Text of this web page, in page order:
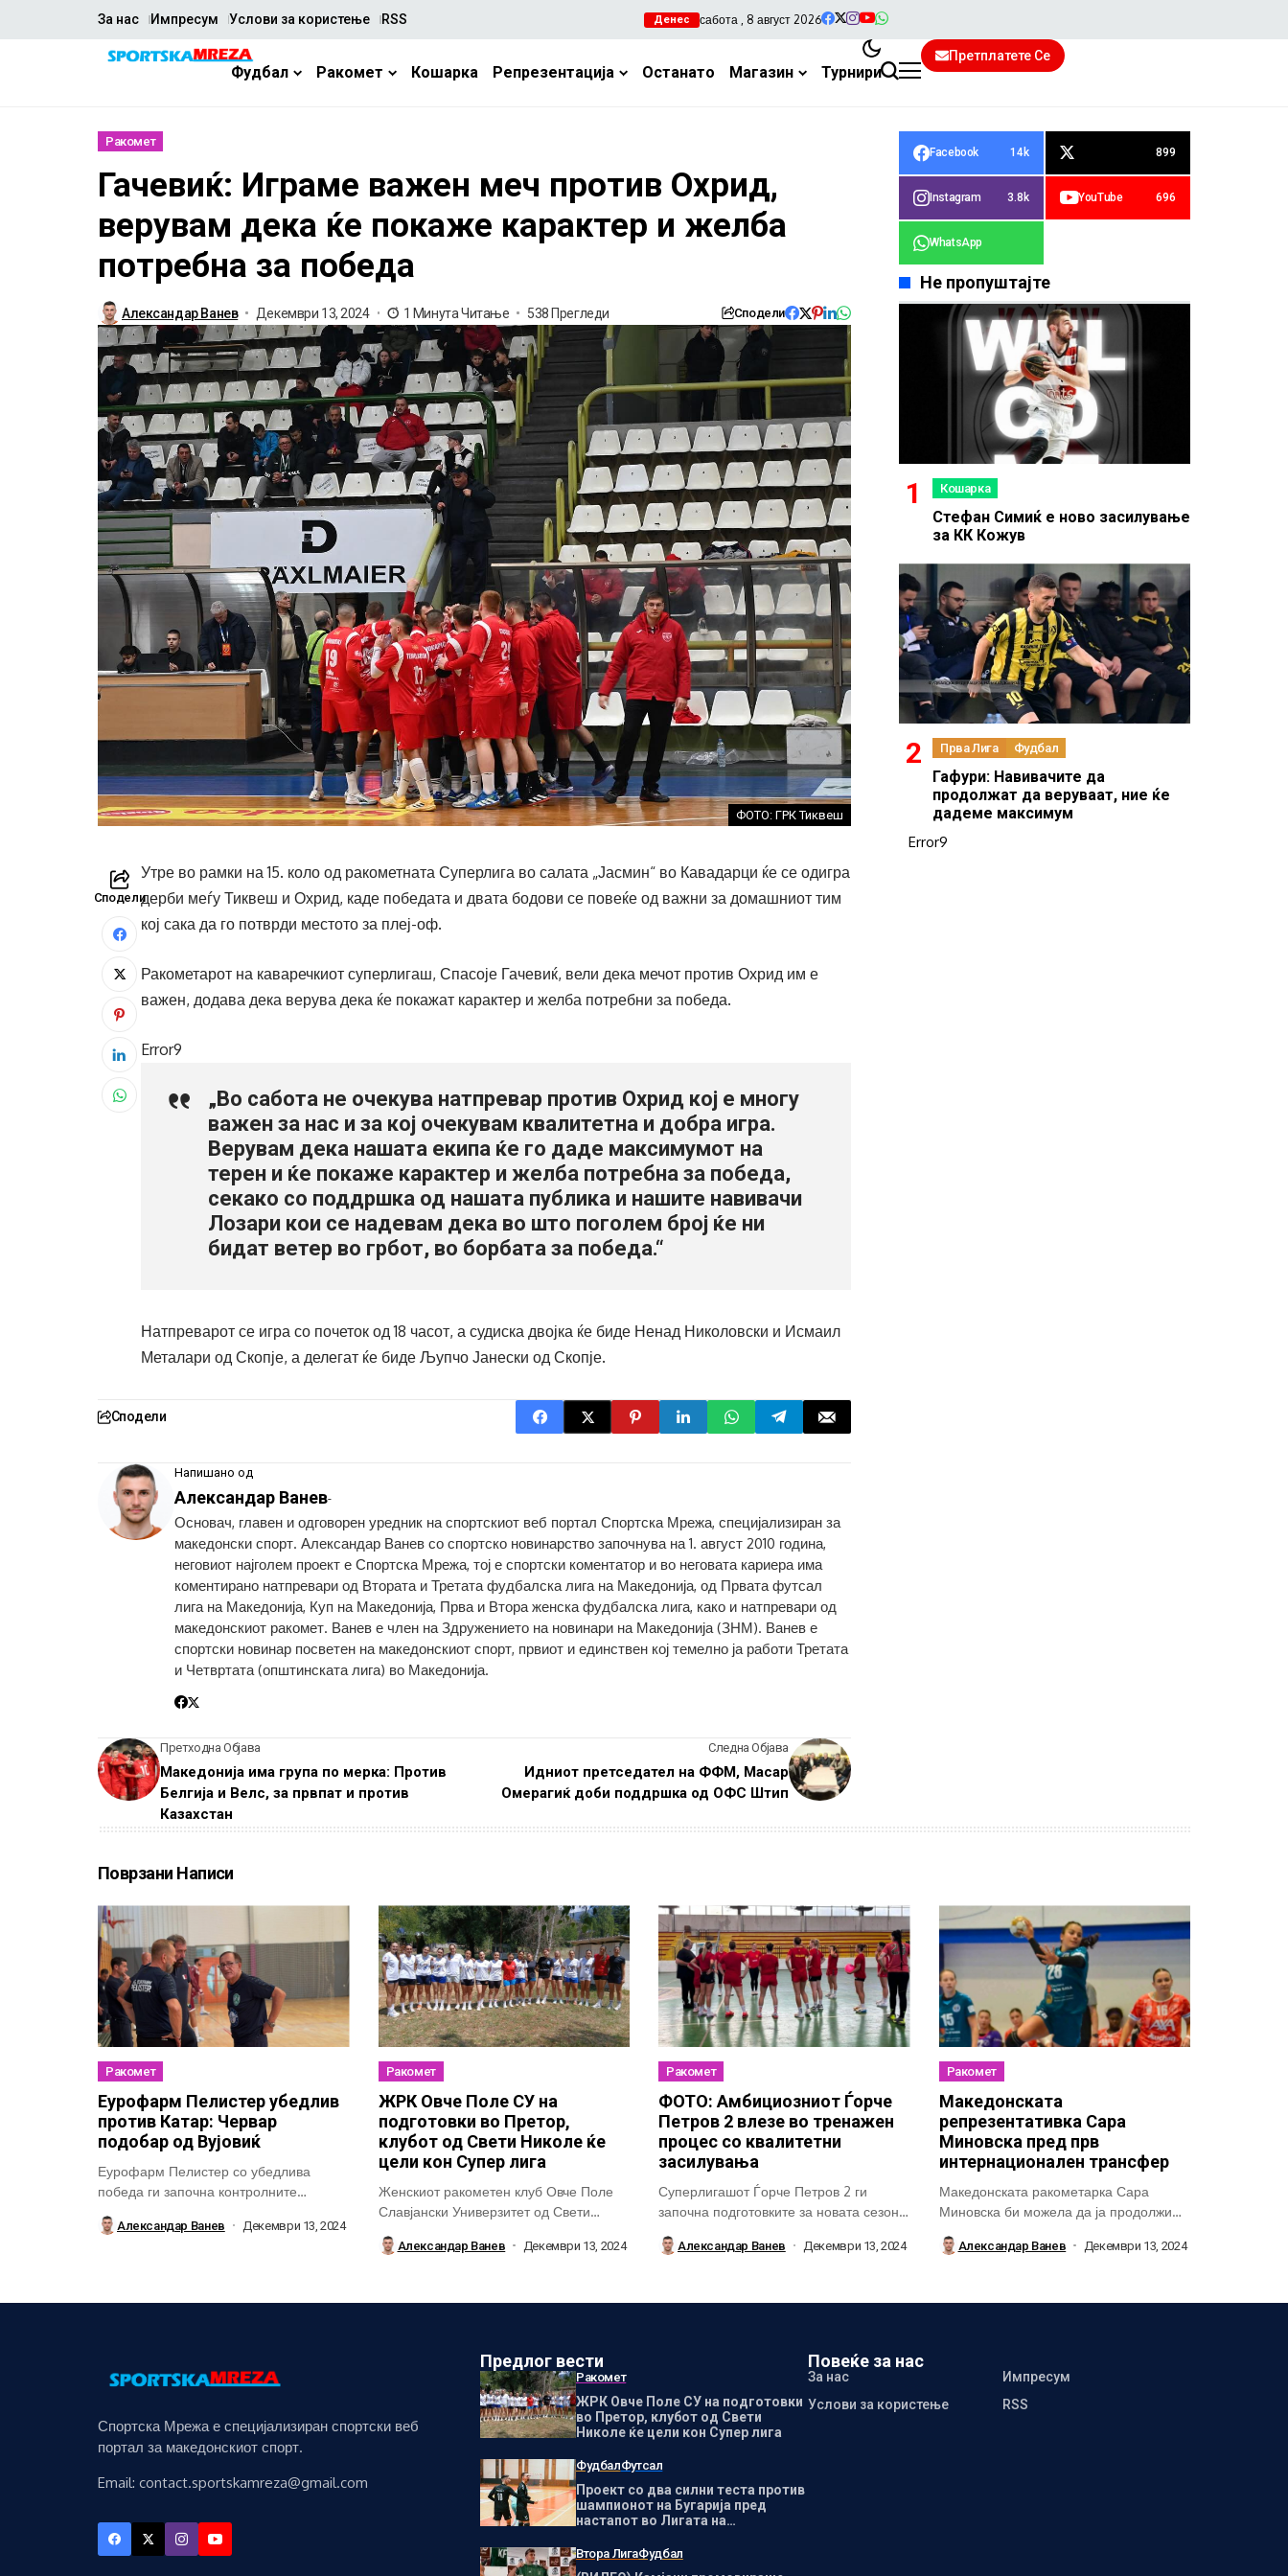
За нас Импресум Услови за користење RSS Денес сабота , 8 август 2026
Фудбал Ракомет Кошарка Репрезентација Останато Магазин Турнири
Претплатете Се
Ракомет
Гачевиќ: Играме важен меч против Охрид,
верувам дека ќе покаже карактер и желба
потребна за победа
Александар Ванев Декември 13, 2024 1 Минута Читање 538 Прегледи Сподели
ФОТО: ГРК Тиквеш
Сподели
Утре во рамки на 15. коло од ракометната Суперлига во салата „Јасмин“ во Кавадарци ќе се одигра
дерби меѓу Тиквеш и Охрид, каде победата и двата бодови се повеќе од важни за домашниот тим
кој сака да го потврди местото за плеј-оф.
Ракометарот на каваречкиот суперлигаш, Спасоје Гачевиќ, вели дека мечот против Охрид им е
важен, додава дека верува дека ќе покажат карактер и желба потребни за победа.
Error9
„Во сабота не очекува натпревар против Охрид кој е многу
важен за нас и за кој очекувам квалитетна и добра игра.
Верувам дека нашата екипа ќе го даде максимумот на
терен и ќе покаже карактер и желба потребна за победа,
секако со поддршка од нашата публика и нашите навивачи
Лозари кои се надевам дека во што поголем број ќе ни
бидат ветер во грбот, во борбата за победа.“
Натпреварот се игра со почеток од 18 часот, а судиска двојка ќе биде Ненад Николовски и Исмаил
Металари од Скопје, а делегат ќе биде Љупчо Јанески од Скопје.
Сподели
Напишано од
Александар Ванев-
Основач, главен и одговорен уредник на спортскиот веб портал Спортска Мрежа, специјализиран за
македонски спорт. Александар Ванев со спортско новинарство започнува на 1. август 2010 година,
неговиот најголем проект е Спортска Мрежа, тој е спортски коментатор и во неговата кариера има
коментирано натпревари од Втората и Третата фудбалска лига на Македонија, од Првата футсал
лига на Македонија, Куп на Македонија, Прва и Втора женска фудбалска лига, како и натпревари од
македонскиот ракомет. Ванев е член на Здружението на новинари на Македонија (ЗНМ). Ванев е
спортски новинар посветен на македонскиот спорт, првиот и единствен кој темелно ја работи Третата
и Четвртата (општинската лига) во Македонија.
Претходна Објава
Македонија има група по мерка: Против
Белгија и Велс, за првпат и против
Казахстан
Следна Објава
Идниот претседател на ФФМ, Масар
Омерагиќ доби поддршка од ОФС Штип
Facebook 14k 899
Instagram 3.8k YouTube 696
WhatsApp
Не пропуштајте
Кошарка
Стефан Симиќ е ново засилување
за КК Кожув
Прва Лига Фудбал
Гафури: Навивачите да
продолжат да веруваат, ние ќе
дадеме максимум
Error9
Поврзани Написи
Ракомет
Еурофарм Пелистер убедлив
против Катар: Червар
подобар од Вујовиќ
Еурофарм Пелистер со убедлива
победа ги започна контролните
Александар Ванев Декември 13, 2024
Ракомет
ЖРК Овче Поле СУ на
подготовки во Претор,
клубот од Свети Николе ќе
цели кон Супер лига
Женскиот ракометен клуб Овче Поле
Славјански Универзитет од Свети
Александар Ванев Декември 13, 2024
Ракомет
ФОТО: Амбициозниот Ѓорче
Петров 2 влезе во тренажен
процес со квалитетни
засилувања
Суперлигашот Ѓорче Петров 2 ги
започна подготовките за новата сезона
Александар Ванев Декември 13, 2024
Ракомет
Македонската
репрезентативка Сара
Миновска пред прв
интернационален трансфер
Македонската ракометарка Сара
Миновска би можела да ја продолжи
Александар Ванев Декември 13, 2024
Спортска Мрежа е специјализиран спортски веб
портал за македонскиот спорт.
Email: contact.sportskamreza@gmail.com
Предлог вести
Ракомет
ЖРК Овче Поле СУ на подготовки
во Претор, клубот од Свети
Николе ќе цели кон Супер лига
ФудбалФутсал
Проект со два силни теста против
шампионот на Бугарија пред
настапот во Лигата на
Втора ЛигаФудбал
Повеќе за нас
За нас
Импресум
Услови за користење
RSS